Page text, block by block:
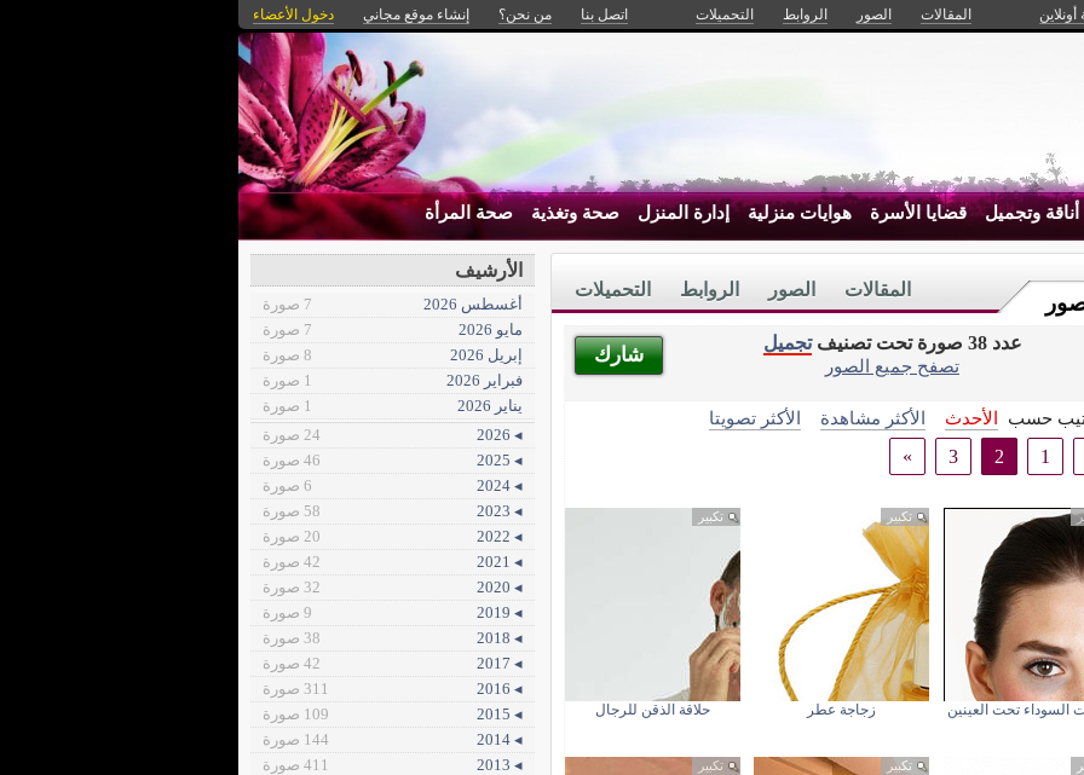
أونلاين المقالات الصور الروابط التحميلات اتصل بنا من نحن؟ إنشاء موقع مجاني دخول الأعضاء
أناقة وتجميل قضايا الأسرة هوايات منزلية إدارة المنزل صحة وتغذية صحة المرأة
التحميلات الروابط الصور المقالات
شارك
عدد 38 صورة تحت تصنيف
تجميل
تصفح جميع الصور
حسب الأحدث الأكثر مشاهدة
الأكثر تصويتا
1
2
3
»
السوداء تحت العينين
تكبير
زجاجة عطر
تكبير
حلاقة الذقن للرجال
تكبير تكبير
الأرشيف
أغسطس 2026
7 صورة
مايو 2026
7 صورة
إبريل 2026
8 صورة
فبراير 2026
1 صورة
يناير 2026
1 صورة
◂ 2026
24 صورة
◂ 2025
46 صورة
◂ 2024
6 صورة
◂ 2023
58 صورة
◂ 2022
20 صورة
◂ 2021
42 صورة
◂ 2020
32 صورة
◂ 2019
9 صورة
◂ 2018
38 صورة
◂ 2017
42 صورة
◂ 2016
311 صورة
◂ 2015
109 صورة
◂ 2014
144 صورة
◂ 2013
411 صورة